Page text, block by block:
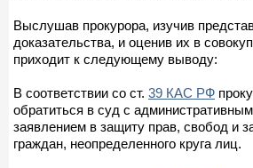
Выслушав прокурора, изучив
доказательства, и оценив их в
приходит к следующему выводу:
В соответствии со ст. 39 КАС РФ
обратиться в суд с
заявлением в защиту прав, свобод и
граждан, неопределенного круга лиц.